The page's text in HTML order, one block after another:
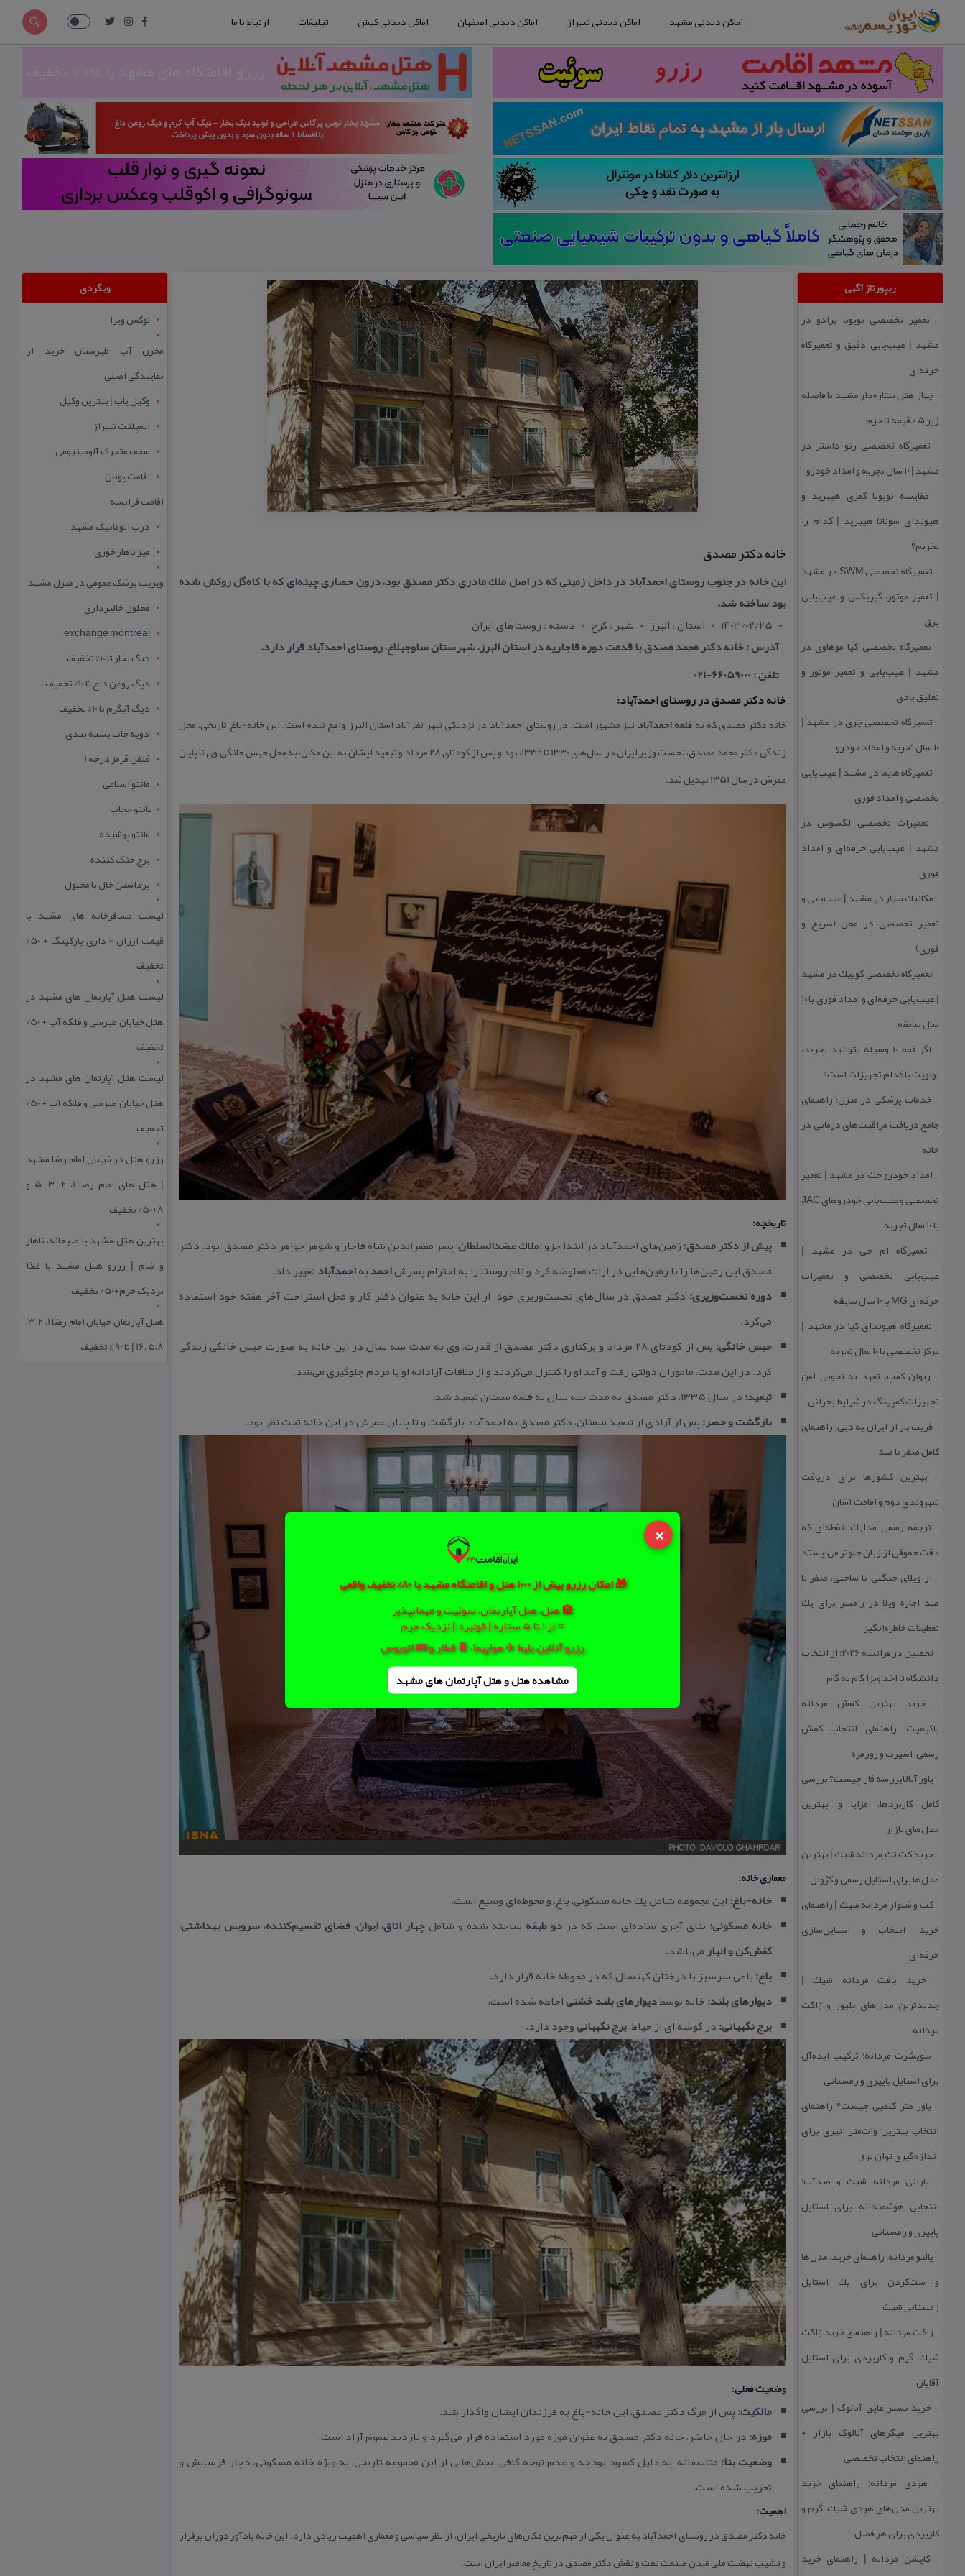
×
🎁 امکان رزرو بیش از 1000 هتل و اقامتگاه مشهد با 80% تخفیف واقعی
🏨 هتل، هتل آپارتمان، سوئیت و مهمانپذیر
⭐ از 1 تا 5 ستاره | فولبرد | نزدیک حرم
رزرو آنلاین بلیط ✈️ هواپیما، 🚆 قطار و 🚌 اتوبوس
مشاهده هتل و هتل‌ آپارتمان های مشهد
اماکن دیدنی مشهد اماکن دیدنی شیراز اماکن دیدنی اصفهان اماکن دیدنی کیش تبلیغات ارتباط با ما
ریپورتاژ آگهی
:: تعمیر تخصصی تویوتا پرادو در
مشهد | عیب‌یابی دقیق و تعمیرگاه
حرفه‌ای
::چهار هتل‌ ستاره‌دار مشهد با فاصله
زیر 5 دقیقه تا حرم
:: تعمیرگاه تخصصی رنو داستر در
مشهد | ۱۰ سال تجربه و امداد خودرو
:: مقایسه تویوتا كمری هیبرید و
هیوندای سوناتا هیبرید | كدام را
بخریم؟
::
تعمیرگاه تخصصی SWM در مشهد
| تعمیر موتور، گیربكس و عیب‌یابی
برق
:: تعمیرگاه تخصصی كیا موهاوی در
مشهد | عیب‌یابی و تعمیر موتور و
تعلیق بادی
:: تعمیرگاه تخصصی چری در مشهد |
۱۰ سال تجربه و امداد خودرو
:: تعمیرگاه هایما در مشهد | عیب‌یابی
تخصصی و امداد فوری
:: تعمیرات تخصصی لكسوس در
مشهد | عیب‌یابی حرفه‌ای و امداد
فوری
:: مكانیك سیار در مشهد | عیب‌یابی و
تعمیر تخصصی در محل (سریع و
فوری)
:: تعمیرگاه تخصصی كوییك در مشهد
| عیب‌یابی حرفه‌ای و امداد فوری با ۱۰
سال سابقه
::
اگر فقط 10 وسیله بتوانید بخرید،
اولویت با كدام تجهیزات است؟
:: خدمات پزشكی در منزل؛ راهنمای
جامع دریافت مراقبت‌های درمانی در
خانه
:: امداد خودرو جك در مشهد | تعمیر
تخصصی و عیب‌یابی خودروهای JAC
با ۱۰ سال تجربه
:: تعمیرگاه ام جی در مشهد |
عیب‌یابی تخصصی و تعمیرات
حرفه‌ای MG با ۱۰ سال سابقه
:: تعمیرگاه هیوندای كیا در مشهد |
مركز تخصصی با ۱۰ سال تجربه
:: ریوان كمپ، تعهد به تحویل امن
تجهیزات كمپینگ در شرایط بحرانی
:: فریت بار از ایران به دبی؛ راهنمای
كامل صفر تا صد
:: بهترین كشورها برای دریافت
شهروندی دوم و اقامت آسان
:: ترجمه رسمی مدارك؛ نقطه‌ای كه
دقت حقوقی از زبان جلوتر می‌ایستد
:: از ویلای جنگلی تا ساحلی، صفر تا
صد اجاره ویلا در رامسر برای یك
تعطیلات خاطره‌انگیز
::
تحصیل در فرانسه 2026؛ از انتخاب
دانشگاه تا اخذ ویزا گام به گام
::خرید بهترین كفش مردانه
باكیفیت؛ راهنمای انتخاب كفش
رسمی، اسپرت و روزمره
:: پاور آنالایزر سه فاز چیست؟ بررسی
كامل كاربردها، مزایا و بهترین
مدل‌های بازار
::خرید كت تك مردانه شیك | بهترین
مدل‌ها برای استایل رسمی و كژوال
::كت و شلوار مردانه شیك | راهنمای
خرید، انتخاب و استایل‌سازی
حرفه‌ای
::خرید بافت مردانه شیك |
جدیدترین مدل‌های پلیور و ژاكت
مردانه
:: سویشرت مردانه؛ تركیب ایده‌آل
برای استایل پاییزی و زمستانی
:: پاور متر كلمپی چیست؟ راهنمای
انتخاب بهترین وات‌متر انبری برای
اندازه‌گیری توان برق
:: بارانی مردانه شیك و ضدآب؛
انتخابی هوشمندانه برای استایل
پاییزی و زمستانی
:: پالتو مردانه؛ راهنمای خرید، مدل‌ها
و ست‌كردن برای یك استایل
زمستانی شیك
::ژاكت مردانه | راهنمای خرید ژاكت
شیك، گرم و كاربردی برای استایل
آقایان
:: خرید تستر عایق آنالوگ | بررسی
بهترین میگرهای آنالوگ بازار +
راهنمای انتخاب تخصصی
:: هودی مردانه؛ راهنمای خرید
بهترین مدل‌های هودی شیك، گرم و
كاربردی برای هر فصل
::كاپشن مردانه | راهنمای خرید
خانه دكتر مصدق
این خانه در جنوب روستای احمدآباد در داخل زمینی كه در اصل ملك مادری دكتر مصدق بود، درون حصاری چینه‌ای كه با كاه‌گل روكش شده
بود ساخته شد.
1403/02/25
استان : البرز شهر : کرج
دسته : روستاهای ایران
آدرس : خانه دكتر محمد مصدق با قدمت دوره قاجاریه در استان البرز، شهرستان ساوجبلاغ، روستای احمدآباد قرار دارد.
تلفن : 66059000-021
خانه دكتر مصدق در روستای احمدآباد:
خانه دكتر مصدق كه بهقلعه احمدآباد نیز مشهور است، در روستای احمدآباد در نزدیكی شهر نظرآباد استان البرز واقع شده است. این خانه-باغ تاریخی، محل
زندگی دكتر محمد مصدق، نخست وزیر ایران در سال‌های 1330 تا 1332، بود و پس از كودتای 28 مرداد و تبعید ایشان به این مكان، به محل حبس خانگی وی تا پایان
عمرش در سال 1351 تبدیل شد.
تاریخچه:
پیش از دكتر مصدق:زمین‌های احمدآباد در ابتدا جزو املاكعضدالسلطان، پسر مظفرالدین شاه قاجار و شوهر خواهر دكتر مصدق، بود. دكتر
مصدق این زمین‌ها را با زمین‌هایی در اراك معاوضه كرد و نام روستا را به احترام پسرشاحمدبهاحمدآبادتغییر داد.
دوره نخست‌وزیری: دكتر مصدق در سال‌های نخست‌وزیری خود، از این خانه به عنوان دفتر كار و محل استراحت آخر هفته خود استفاده
می‌كرد.
حبس خانگی:
پس از كودتای 28 مرداد و بركناری دكتر مصدق از قدرت، وی به مدت سه سال در این خانه به صورت حبس خانگی زندگی
كرد. در این مدت، ماموران دولتی رفت و آمد او را كنترل می‌كردند و از ملاقات آزادانه او با مردم جلوگیری می‌شد.
تبعید:در سال 1335، دكتر مصدق به مدت سه سال به قلعه سمنان تبعید شد.
بازگشت و حصر:پس از آزادی از تبعید سمنان، دكتر مصدق به احمدآباد بازگشت و تا پایان عمرش در این خانه تحت نظر بود.
معماری خانه:
خانه-باغ:این مجموعه شامل یك خانه مسكونی، باغ، و محوطه‌ای وسیع است.
خانه مسكونی: بنای آجری ساده‌ای است كه دردو طبقه ساخته شده و شامل چهار اتاق، ایوان، فضای تقسیم‌كننده، سرویس بهداشتی،
كفش‌كن و انبارمی‌باشد.
باغ:باغی سرسبز با درختان كهنسال كه در محوطه خانه قرار دارد.
دیوارهای بلند:خانه توسطدیوارهای بلند خشتیاحاطه شده است.
برج نگهبانی:در گوشه ای از حیاط،برج نگهبانیوجود دارد.
وضعیت فعلی:
مالكیت:پس از مرگ دكتر مصدق، این خانه-باغ به فرزندان ایشان واگذار شد.
موزه:در حال حاضر، خانه دكتر مصدق به عنوان موزه مورد استفاده قرار می‌گیرد و بازدید عموم آزاد است.
وضعیت بنا: متاسفانه، به دلیل كمبود بودجه و عدم توجه كافی، بخش‌هایی از این مجموعه تاریخی، به ویژه خانه مسكونی، دچار فرسایش و
تخریب شده است.
اهمیت:
خانه دكتر مصدق در روستای احمدآباد به عنوان یكی از مهم‌ترین مكان‌های تاریخی ایران، از نظر سیاسی و معماری اهمیت زیادی دارد. این خانه یادآور دوران پرفراز
و نشیب نهضت ملی شدن صنعت نفت و نقش دكتر مصدق در تاریخ معاصر ایران است.
وبگردی
لوکس ویزا
مخزن آب طبرستان خرید از
نمایندگی اصلی
وکیل یاب | بهترین وکیل
ایمپلنت شیراز
سقف متحرک آلومینیومی
اقامت یونان
اقامت فرانسه
درب اتوماتیک مشهد
میز ناهار خوری
ویزیت پزشک عمومی در منزل مشهد
محلول خالبرداری
exchange montreal
دیگ بخار تا 10% تخفیف
دیگ روغن داغ تا 10% تخفیف
دیگ آبگرم تا 10% تخفیف
ادویه جات بسته بندی
فلفل قرمز درجه 1
مانتو اسلامی
مانتو حجاب
مانتو پوشیده
برج خنک کننده
برداشتن خال با محلول
لیست مسافرخانه های مشهد با
قیمت ارزان + داری پارکینگ + 50%
تخفیف
لیست هتل آپارتمان های مشهد در
هتل خیابان طبرسی و فلکه آب + 50%
تخفیف
لیست هتل آپارتمان های مشهد در
هتل خیابان طبرسی و فلکه آب + 50%
تخفیف
رزرو هتل در خیابان امام رضا مشهد
| هتل‌ های امام رضا 1، 2، 3، 5 و
8+50% تخفیف
بهترین هتل مشهد با صبحانه، ناهار
و شام | رزرو هتل مشهد با غذا
نزدیک حرم+50% تخفیف
هتل آپارتمان خیابان امام رضا 1، 2، 3،
5،8 ،16 | تا 90 % تخفیف